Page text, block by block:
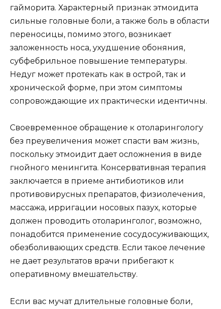
гайморита. Характерный признак этмоидита
сильные головные боли, а также боль в области
переносицы, помимо этого, возникает
заложенность носа, ухудшение обоняния,
субфебрильное повышение температуры.
Недуг может протекать как в острой, так и
хронической форме, при этом симптомы
сопровождающие их практически идентичны.
Своевременное обращение к отоларингологу
без преувеличения может спасти вам жизнь,
поскольку этмоидит дает осложнения в виде
гнойного менингита. Консервативная терапия
заключается в приеме антибиотиков или
противовирусных препаратов, физиолечения,
массажа, ирригации носовых пазух, которые
должен проводить отоларинголог, возможно,
понадобится применение сосудосуживающих,
обезболивающих средств. Если такое лечение
не дает результатов врачи прибегают к
оперативному вмешательству.
Если вас мучат длительные головные боли,